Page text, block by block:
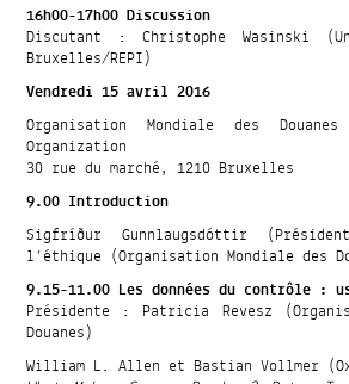
16h00-17h00 Discussion
Discutant : Christophe Wasinski
Bruxelles/REPI)
Vendredi 15 avril 2016
Organisation Mondiale des
Organization
30 rue du marché, 1210 Bruxelles
9.00 Introduction
Sigfríður Gunnlaugsdóttir
l’éthique (Organisation Mondiale des
9.15-11.00 Les données du contrôle :
Présidente : Patricia Revesz
Douanes)
William L. Allen et Bastian Vollmer